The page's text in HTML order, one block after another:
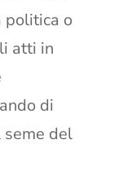
politica o
atti in
di
seme del